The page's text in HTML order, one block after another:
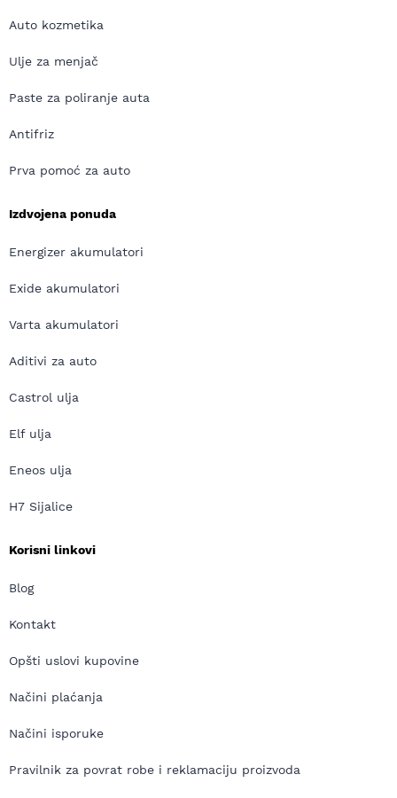
Auto kozmetika
Ulje za menjač
Paste za poliranje auta
Antifriz
Prva pomoć za auto
Izdvojena ponuda
Energizer akumulatori
Exide akumulatori
Varta akumulatori
Aditivi za auto
Castrol ulja
Elf ulja
Eneos ulja
H7 Sijalice
Korisni linkovi
Blog
Kontakt
Opšti uslovi kupovine
Načini plaćanja
Načini isporuke
Pravilnik za povrat robe i reklamaciju proizvoda